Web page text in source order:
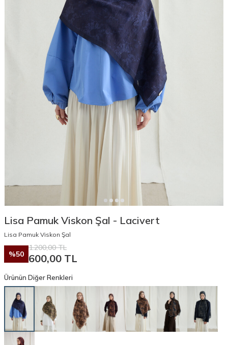
Lisa Pamuk Viskon Şal - Lacivert
Lisa Pamuk Viskon Şal
%50
1.200,00TL
600,00 TL
Ürünün Diğer Renkleri